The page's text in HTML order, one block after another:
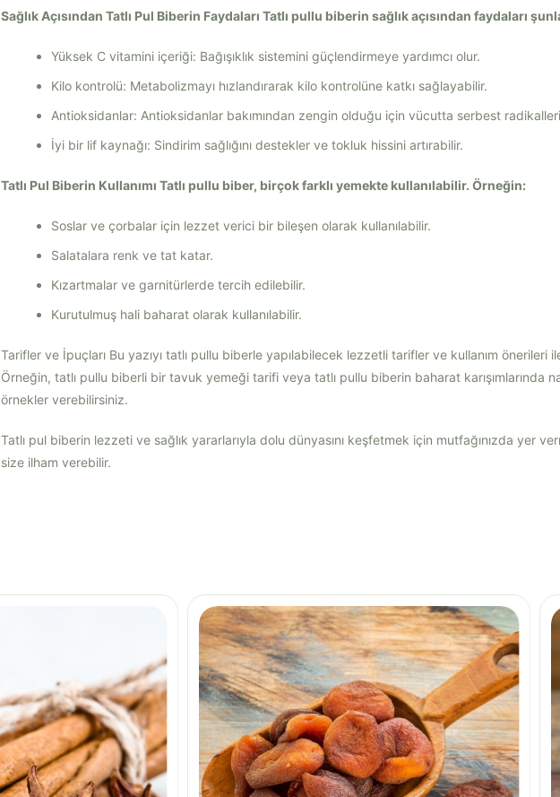
Sağlık Açısından Tatlı Pul Biberin Faydaları Tatlı pullu biberin sağlık açısından faydaları
Yüksek C vitamini içeriği: Bağışıklık sistemini güçlendirmeye yardımcı olur.
Kilo kontrolü: Metabolizmayı hızlandırarak kilo kontrolüne katkı sağlayabilir.
Antioksidanlar: Antioksidanlar bakımından zengin olduğu için vücutta serbest
İyi bir lif kaynağı: Sindirim sağlığını destekler ve tokluk hissini artırabilir.
Tatlı Pul Biberin Kullanımı Tatlı pullu biber, birçok farklı yemekte kullanılabilir. Örneğin:
Soslar ve çorbalar için lezzet verici bir bileşen olarak kullanılabilir.
Salatalara renk ve tat katar.
Kızartmalar ve garnitürlerde tercih edilebilir.
Kurutulmuş hali baharat olarak kullanılabilir.
Tarifler ve İpuçları Bu yazıyı tatlı pullu biberle yapılabilecek lezzetli tarifler ve kullanım önerileri
Örneğin, tatlı pullu biberli bir tavuk yemeği tarifi veya tatlı pullu biberin baharat karışımlarında
örnekler verebilirsiniz.
Tatlı pul biberin lezzeti ve sağlık yararlarıyla dolu dünyasını keşfetmek için mutfağınızda yer
size ilham verebilir.